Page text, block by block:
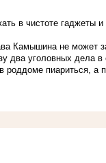
в чистоте гаджеты
Камышина не может
два уголовных дела
пиариться, а